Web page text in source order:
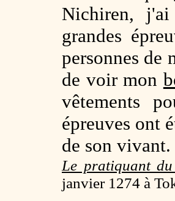
Nichiren, j'ai
grandes
personnes de
de voir mon
vêtements
épreuves ont
de son vivant.
Le pratiquant
janvier 1274 à